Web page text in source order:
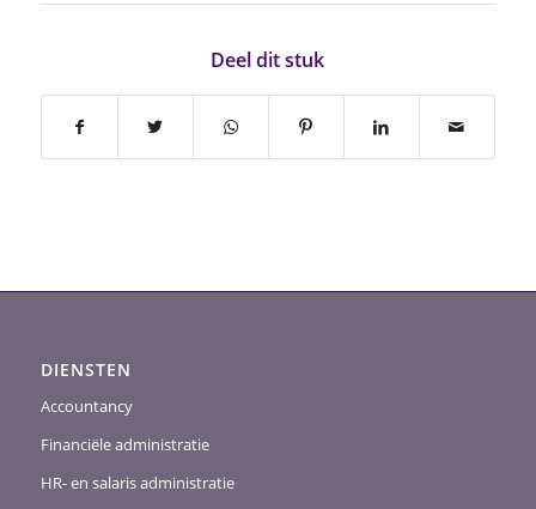
Deel dit stuk
DIENSTEN
Accountancy
Financiële administratie
HR- en salaris administratie